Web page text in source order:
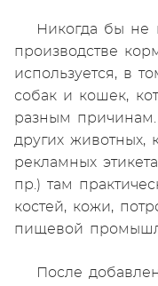
Никогда бы не
производстве
используется, в
собак и кошек,
разным
других животных,
рекламных
пр.) там
костей, кожи,
пищевой
После